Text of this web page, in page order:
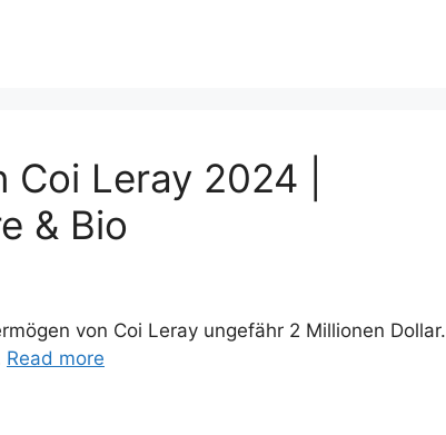
Leray 2024 |
& Bio
von Coi Leray ungefähr 2 Millionen Dollar.
Read more